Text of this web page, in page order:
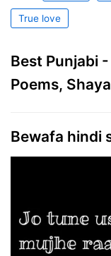
True love
Best Punjabi
Poems,
Bewafa hindi